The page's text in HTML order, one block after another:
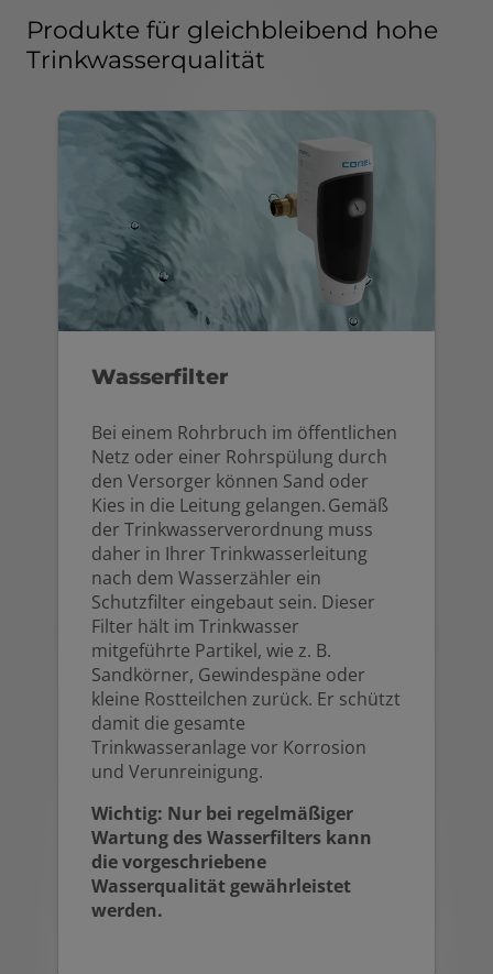
Produkte für gleichbleibend hohe
Trinkwasserqualität
Wasserfilter
Bei einem Rohrbruch im öffentlichen
Netz oder einer Rohrspülung durch
den Versorger können Sand oder
Kies in die Leitung gelangen. Gemäß
der Trinkwasserverordnung muss
daher in Ihrer Trinkwasserleitung
nach dem Wasserzähler ein
Schutzfilter eingebaut sein. Dieser
Filter hält im Trinkwasser
mitgeführte Partikel, wie z. B.
Sandkörner, Gewindespäne oder
kleine Rostteilchen zurück. Er schützt
damit die gesamte
Trinkwasseranlage vor Korrosion
und Verunreinigung.
Wichtig: Nur bei regelmäßiger
Wartung des Wasserfilters kann
die vorgeschriebene
Wasserqualität gewährleistet
werden.